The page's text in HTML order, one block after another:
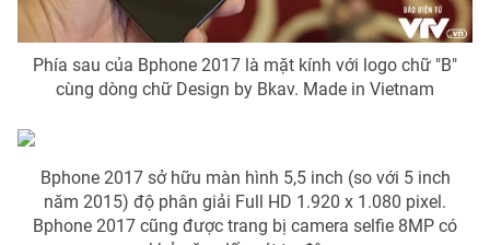
® Cấm sao chép dưới mọi hình thức nếu không có sự chấp
thuận bằng văn bản. Ghi rõ nguồn VTV.vn khi phát hành lại
thông tin từ website này.
Phía sau của Bphone 2017 là mặt kính với logo chữ "B"
cùng dòng chữ Design by Bkav. Made in Vietnam
Bphone 2017 sở hữu màn hình 5,5 inch (so với 5 inch
năm 2015) độ phân giải Full HD 1.920 x 1.080 pixel.
Bphone 2017 cũng được trang bị camera selfie 8MP có